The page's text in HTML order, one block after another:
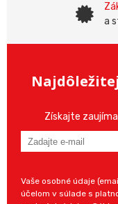
a
Získajte
Vaše osobné údaje
účelom v súlade s